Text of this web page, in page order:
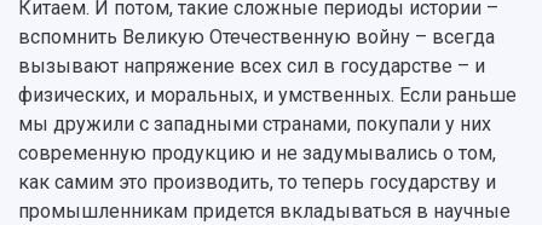
Китаем. И потом, такие сложные периоды истории –
вспомнить Великую Отечественную войну – всегда
вызывают напряжение всех сил в государстве – и
физических, и моральных, и умственных. Если раньше
мы дружили с западными странами, покупали у них
современную продукцию и не задумывались о том,
как самим это производить, то теперь государству и
промышленникам придется вкладываться в научные